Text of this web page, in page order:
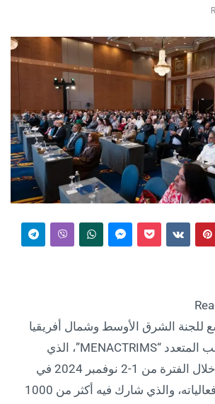
للجنة الشرق الأوسط وشمال أفريقيا
لأبحاث وعلاج التصلب المتعدد “MENACTRIMS”، الذي
استضافته المملكة خلال الفترة من 1-2 نوفمبر 2024 في
فندق هيلتون جدة، فعالياته، والذي شارك فيه أكثر من 1000